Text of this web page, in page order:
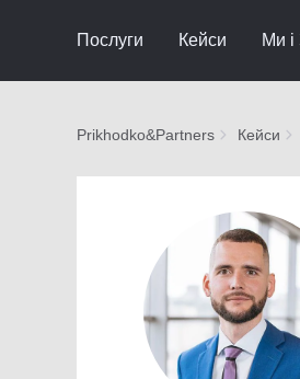
Послуги Кейси Ми і
Prikhodko&Partners Кейси